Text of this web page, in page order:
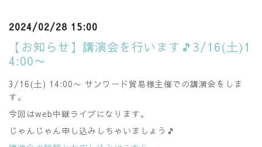
2024/02/28 15:00
【お知らせ】講演会を行います🎵3/16(土)1
4:00〜
3/16(土) 14:00〜 サンワード貿易様主催での講演会をしま
す。
今回はweb中継ライブになります。
じゃんじゃん申し込みしちゃいましょう🎵